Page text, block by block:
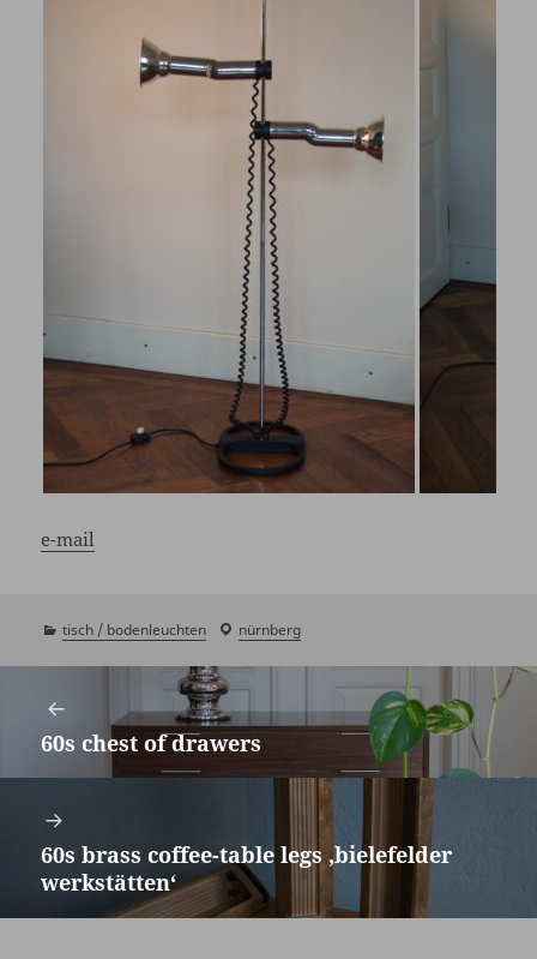
e-mail
kategorien
tisch / bodenleuchten
laden
showroom
nürnberg
Vorheriger
Beitrag:
60s chest of drawers
Nächster
Beitrag:
60s brass coffee-table legs ‚bielefelder
werkstätten‘